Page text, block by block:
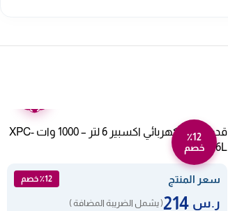
٪12
خصم
قدر ضغط كهربائي اكسبير 6 لتر – 1000 وات XPC-
1100-206L
سعر المنتج ٪12 خصم
ر.س ( يشمل الضريبة المضافة )